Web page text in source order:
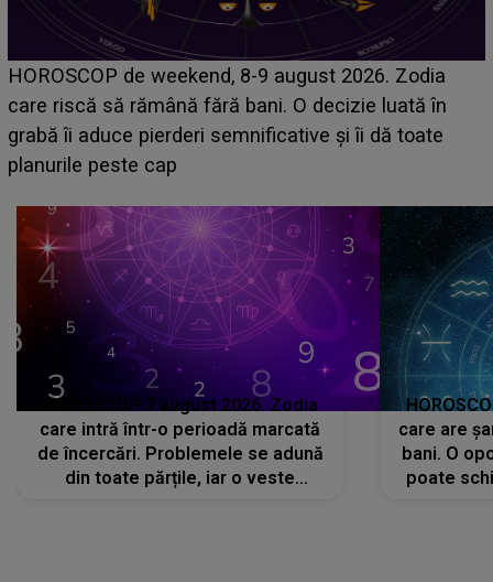
Emanuel a ținut ACEST DETALIU ASCUNS până
acum! În fața Alexandrei, concurentul din Casa Iubirii
face o MĂRTURISIRE NEAȘTEPTATĂ despre mama
sa: "I-am spus și ei în față, eu nu te iubesc pentru
HOROSCOP 7 august 2026. Zodia
care intră într-o perioadă marcată
de încercări. Problemele se adună
din toate părțile, iar o veste
care are
bani. O
poate